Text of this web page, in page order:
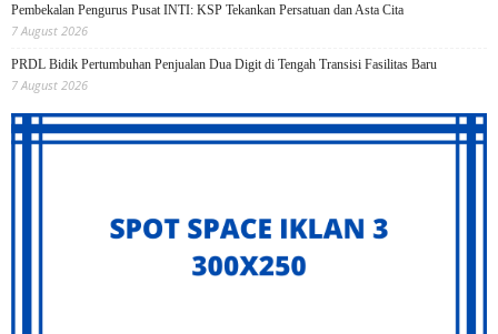
Pembekalan Pengurus Pusat INTI: KSP Tekankan Persatuan dan Asta Cita
7 August 2026
PRDL Bidik Pertumbuhan Penjualan Dua Digit di Tengah Transisi Fasilitas Baru
7 August 2026